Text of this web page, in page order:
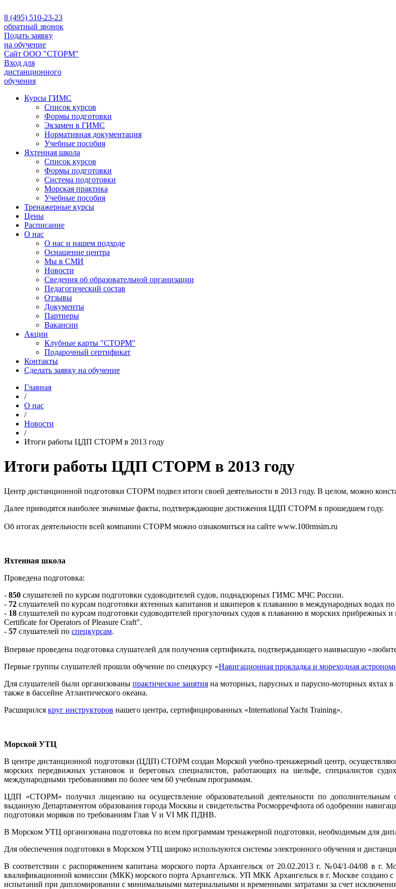
8 (495) 510-23-23
обратный звонок
Подать заявку
на обучение
Сайт ООО "СТОРМ"
Вход для
дистанционного
обучения
Курсы ГИМС
Список курсов
Формы подготовки
Экзамен в ГИМС
Нормативная документация
Учебные пособия
Яхтенная школа
Список курсов
Формы подготовки
Cистема подготовки
Морская практика
Учебные пособия
Тренажерные курсы
Цены
Расписание
О нас
О нас и нашем подходе
Оснащение центра
Мы в СМИ
Новости
Сведения об образовательной организации
Педагогический состав
Отзывы
Документы
Партнеры
Вакансии
Акции
Клубные карты "СТОРМ"
Подарочный сертификат
Контакты
Сделать заявку на обучение
Главная
/
О нас
/
Новости
/
Итоги работы ЦДП СТОРМ в 2013 году
Итоги работы ЦДП СТОРМ в 2013 году
Центр дистанционной подготовки СТОРМ подвел итоги своей деятельности в 2013 году. В целом, можно
Далее приводятся наиболее значимые факты, подтверждающие достижения ЦДП СТОРМ в прошедшем году.
Об итогах деятельности всей компании СТОРМ можно ознакомиться на сайте www.100rmsim.ru
Яхтенная школа
Проведена подготовка:
- 850 слушателей по курсам подготовки судоводителей судов, поднадзорных ГИМС МЧС России.
- 72 слушателей по курсам подготовки яхтенных капитанов и шкиперов к плаванию в международных водах
- 18 слушателей по курсам подготовки судоводителей прогулочных судов к плаванию в морских прибрежных
Certificate for Operators of Pleasure Craft".
- 57 слушателей по спецкурсам.
Впервые проведена подготовка слушателей для получения сертификата, подтверждающего наивысшую
Первые группы слушателей прошли обучение по спецкурсу «Навигационная прокладка и мореходная
Для слушателей были организованы практические занятия на моторных, парусных и парусно-моторных яхтах в
также в бассейне Атлантического океана.
Расширился круг инструкторов нашего центра, сертифицированных «International Yacht Training».
Морской УТЦ
В центре дистанционной подготовки (ЦДП) СТОРМ создан Морской учебно-тренажерный центр,
морских передвижных установок и береговых специалистов, работающих на шельфе, специалистов
международными требованиями по более чем 60 учебным программам.
ЦДП «СТОРМ» получил лицензию на осуществление образовательной деятельности по дополнительным
выданную Департаментом образования города Москвы и свидетельства Росморречфлота об одобрении
подготовки моряков по требованиям Глав V и VI МК ПДНВ.
В Морском УТЦ организована подготовка по всем программам тренажерной подготовки, необходимым для
Для обеспечения подготовки в Морском УТЦ широко используются системы электронного обучения и
В соответствии с распоряжением капитана морского порта Архангельск от 20.02.2013 г. №04/1-04/08 в
квалификационной комиссии (МКК) морского порта Архангельск. УП МКК Архангельск в г. Москве создано
испытаний при дипломировании с минимальными материальными и временными затратами за счет